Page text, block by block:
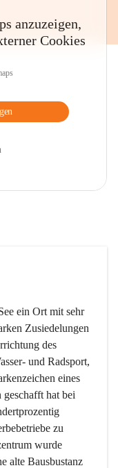
anzuzeigen,
Cookies
ein Ort mit sehr
Zusiedelungen
des
und Radsport,
eines
geschafft hat bei
zu
wurde
alte Bausbustanz